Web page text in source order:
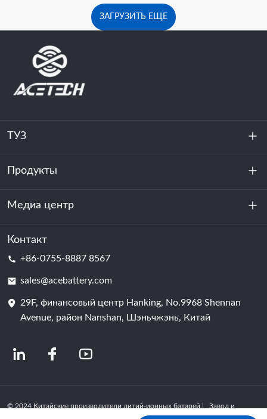
ЗАГРУЗИТЬ ЕЩЕ
ТУЗ
О нас
устойчивость
Продукты
Хранение энергии
Центр обработки данных и серверная комната
Батарейная ячейка
Медиа центр
Новости
Контакт
+86-0755-8887 8567
sales@acebattery.com
29F, финансовый центр Hanking, No.9968 Shennan
Avenue, район Nanshan, Шэньчжэнь, Китай
© 2024 Китайские производители литий-ионных батарей | Завод и
компания по производству литиевых батарей | ACE Battery Powered by